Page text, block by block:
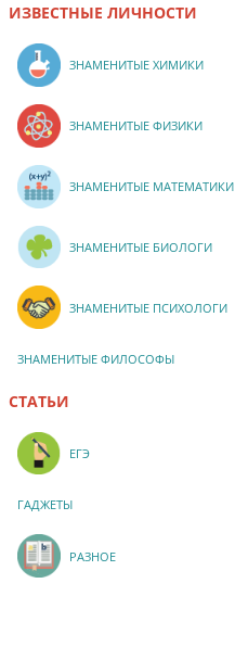
ИЗВЕСТНЫЕ ЛИЧНОСТИ
ЗНАМЕНИТЫЕ ХИМИКИ
ЗНАМЕНИТЫЕ ФИЗИКИ
ЗНАМЕНИТЫЕ МАТЕМАТИКИ
ЗНАМЕНИТЫЕ БИОЛОГИ
ЗНАМЕНИТЫЕ ПСИХОЛОГИ
ЗНАМЕНИТЫЕ ФИЛОСОФЫ
СТАТЬИ
ЕГЭ
ГАДЖЕТЫ
РАЗНОЕ